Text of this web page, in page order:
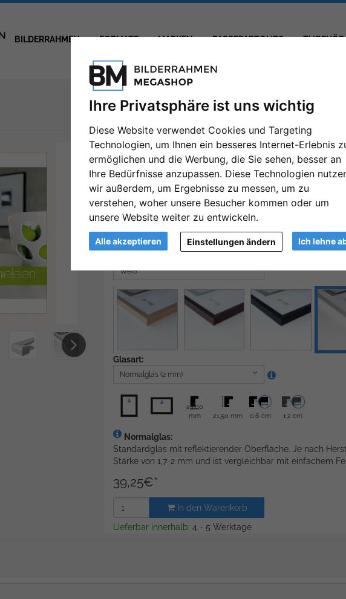
Ihre Privatsphäre ist uns wichtig
Diese Website verwendet Cookies und Targeting
Technologien, um Ihnen ein besseres Internet-Erlebnis
ermöglichen und die Werbung, die Sie sehen, besser an
Ihre Bedürfnisse anzupassen. Diese Technologien
wir außerdem, um Ergebnisse zu messen, um zu
verstehen, woher unsere Besucher kommen oder um
unsere Website weiter zu entwickeln.
Alle akzeptieren Ich lehne
Einstellungen ändern
BILDERRAHMEN FORMATE MARKEN PASSEPARTOUTS ZUBEHÖR
Weiter
Holzrahmen Essential 30x40 cm |
mm)
Artikelnummer: NIE-4830005
Format:
Weiß
Glasart:
Normalglas (2 mm)
24,00
mm
21,50 mm 0,6 cm 1,2 cm
Normalglas:
Standardglas mit reflektierender Oberfläche. Je nach
Stärke von 1,7-2 mm und ist vergleichbar mit einfachem
39,25€*
In den Warenkorb
Lieferbar innerhalb: 4 - 5 Werktage